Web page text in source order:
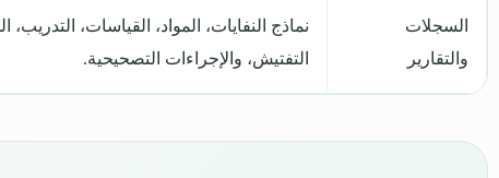
السجلات
والتقارير
نماذج النفايات، المواد، القياسات، التدريب،
التفتيش، والإجراءات التصحيحية.